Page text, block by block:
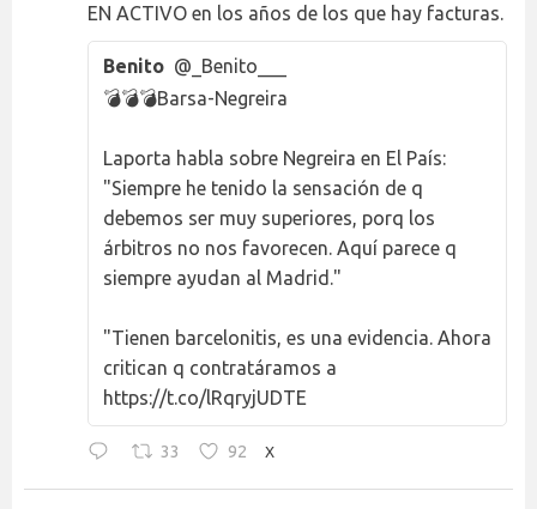
EN ACTIVO en los años de los que hay facturas.
Benito @_Benito___
💣💣💣Barsa-Negreira
Laporta habla sobre Negreira en El País:
"Siempre he tenido la sensación de q
debemos ser muy superiores, porq los
árbitros no nos favorecen. Aquí parece q
siempre ayudan al Madrid."
"Tienen barcelonitis, es una evidencia. Ahora
critican q contratáramos a
https://t.co/lRqryjUDTE
33 92 X